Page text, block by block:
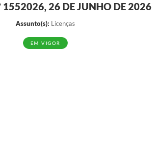
1552026, 26 DE JUNHO DE 2026
Assunto(s): Licenças
EM VIGOR